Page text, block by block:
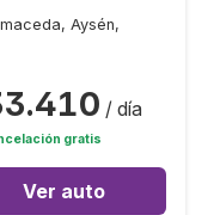
Aysén,
/ día
gratis
Ver auto